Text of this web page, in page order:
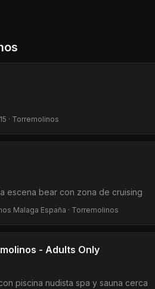
· Torremolinos
escena bear con zona de cruising
Malaga España · Torremolinos
- Adults Only
piscina nudista spa y sauna cerca